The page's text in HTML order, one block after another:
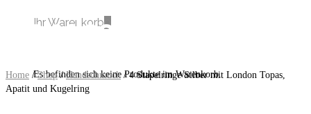
Ihr Warenkorb0
Es befinden sich keine Produkte im Warenkorb.
Handschmuck
Home / Shop / Handschmuck / 4 Stapelringe Silber mit London Topas,
Apatit und Kugelring